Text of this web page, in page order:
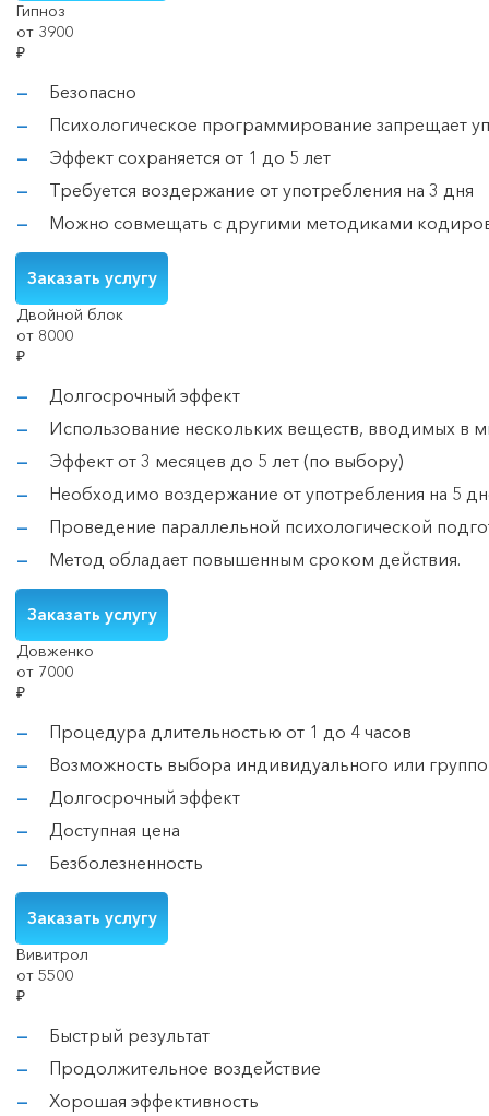
Гипноз
от 3900
₽
Безопасно
Психологическое программирование запрещает
Эффект сохраняется от 1 до 5 лет
Требуется воздержание от употребления на 3 дня
Можно совмещать с другими методиками
Заказать услугу
Двойной блок
от 8000
₽
Долгосрочный эффект
Использование нескольких веществ, вводимых в
Эффект от 3 месяцев до 5 лет (по выбору)
Необходимо воздержание от употребления на 5
Проведение параллельной психологической
Метод обладает повышенным сроком действия.
Заказать услугу
Довженко
от 7000
₽
Процедура длительностью от 1 до 4 часов
Возможность выбора индивидуального или
Долгосрочный эффект
Доступная цена
Безболезненность
Заказать услугу
Вивитрол
от 5500
₽
Быстрый результат
Продолжительное воздействие
Хорошая эффективность